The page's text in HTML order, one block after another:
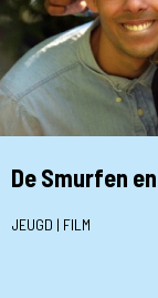
De Smurfen
JEUGD | FILM